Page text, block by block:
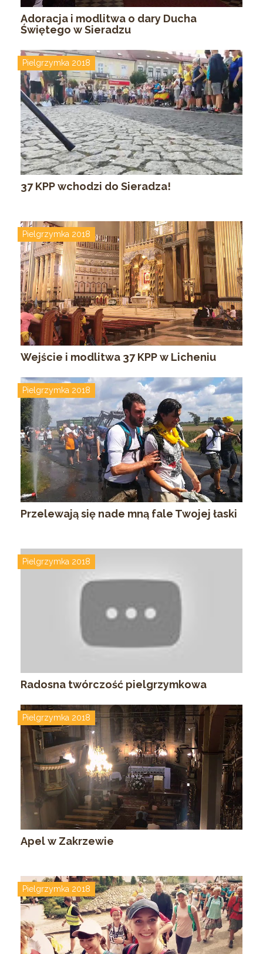
Adoracja i modlitwa o dary Ducha
Świętego w Sieradzu
Pielgrzymka 2018
37 KPP wchodzi do Sieradza!
Pielgrzymka 2018
Wejście i modlitwa 37 KPP w Licheniu
Pielgrzymka 2018
Przelewają się nade mną fale Twojej łaski
Pielgrzymka 2018
Radosna twórczość pielgrzymkowa
Pielgrzymka 2018
Apel w Zakrzewie
Pielgrzymka 2018